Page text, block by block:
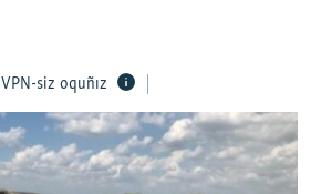
VPN-siz oquñız